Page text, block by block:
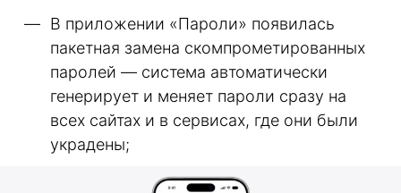
В приложении «Пароли» появилась
пакетная замена скомпрометированных
паролей — система автоматически
генерирует и меняет пароли сразу на
всех сайтах и в сервисах, где они были
украдены;